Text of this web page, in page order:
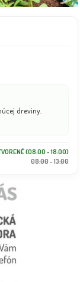
stromov.
(08:00 - 18:00)
08:00 - 13:00